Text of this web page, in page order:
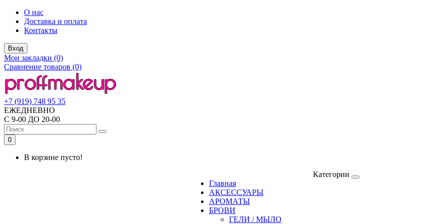
О нас
Доставка и оплата
Контакты
Вход
Мои закладки (0)
Сравнение товаров (0)
+7 (919) 748 95 35
ЕЖЕДНЕВНО
С 9-00 ДО 20-00
0
В корзине пусто!
Категории
Главная
АКСЕССУАРЫ
АРОМАТЫ
БРОВИ
ГЕЛИ / МЫЛО